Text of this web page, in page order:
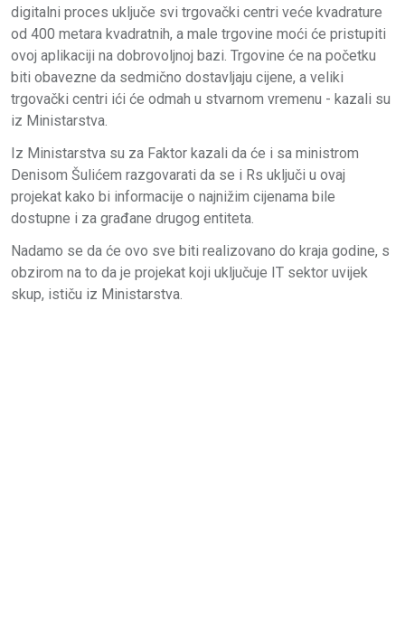
digitalni proces uključe svi trgovački centri veće kvadrature
od 400 metara kvadratnih, a male trgovine moći će pristupiti
ovoj aplikaciji na dobrovoljnoj bazi. Trgovine će na početku
biti obavezne da sedmično dostavljaju cijene, a veliki
trgovački centri ići će odmah u stvarnom vremenu - kazali su
iz Ministarstva.
Iz Ministarstva su za Faktor kazali da će i sa ministrom
Denisom Šulićem razgovarati da se i Rs uključi u ovaj
projekat kako bi informacije o najnižim cijenama bile
dostupne i za građane drugog entiteta.
Nadamo se da će ovo sve biti realizovano do kraja godine, s
obzirom na to da je projekat koji uključuje IT sektor uvijek
skup, ističu iz Ministarstva.